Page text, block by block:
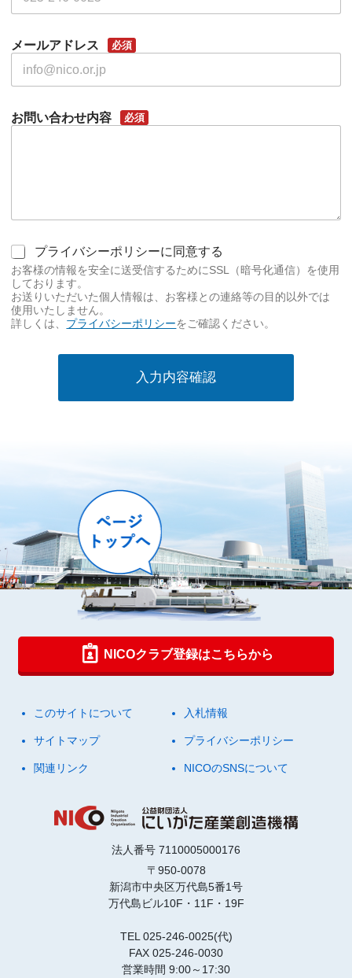
メールアドレス 必須
お問い合わせ内容 必須
同
意
事
項
必
須
プライバシーポリシーに同意する
お客様の情報を安全に送受信するためにSSL（暗号化通信）を使用
しております。
お送りいただいた個人情報は、お客様との連絡等の目的以外では
使用いたしません。
詳しくは、 プライバシーポリシーをご確認ください。
入力内容確認
NICOクラブ登録はこちらから
このサイトについて 入札情報
サイトマップ プライバシーポリシー
関連リンク NICOのSNSについて
法人番号 7110005000176
〒950-0078
新潟市中央区万代島5番1号
万代島ビル10F・11F・19F
TEL 025-246-0025(代)
FAX 025-246-0030
営業時間 9:00～17:30